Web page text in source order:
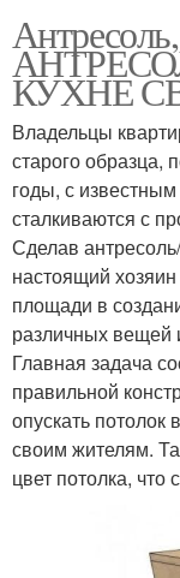
КУХНЕ
Владельцы
старого образца,
годы, с
сталкиваются с
Сделав
настоящий
площади в
различных вещей
Главная задача
правильной
опускать потолок
своим жителям.
цвет потолка,